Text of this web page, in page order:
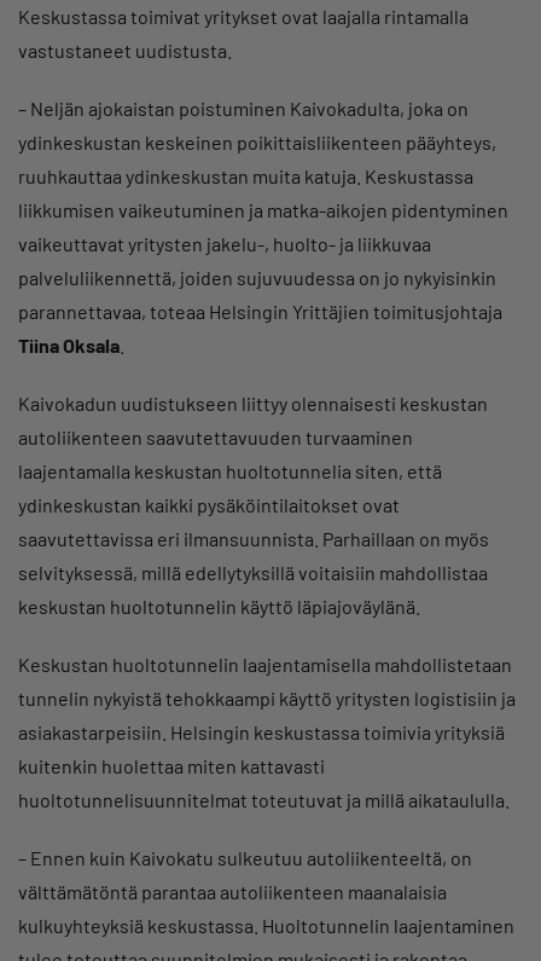
Keskustassa toimivat yritykset ovat laajalla rintamalla
vastustaneet uudistusta.
– Neljän ajokaistan poistuminen Kaivokadulta, joka on
ydinkeskustan keskeinen poikittaisliikenteen pääyhteys,
ruuhkauttaa ydinkeskustan muita katuja. Keskustassa
liikkumisen vaikeutuminen ja matka-aikojen pidentyminen
vaikeuttavat yritysten jakelu-, huolto- ja liikkuvaa
palveluliikennettä, joiden sujuvuudessa on jo nykyisinkin
parannettavaa, toteaa Helsingin Yrittäjien toimitusjohtaja
Tiina Oksala
Kaivokadun uudistukseen liittyy olennaisesti keskustan
autoliikenteen saavutettavuuden turvaaminen
laajentamalla keskustan huoltotunnelia siten, että
ydinkeskustan kaikki pysäköintilaitokset ovat
saavutettavissa eri ilmansuunnista. Parhaillaan on myös
selvityksessä, millä edellytyksillä voitaisiin mahdollistaa
keskustan huoltotunnelin käyttö läpiajoväylänä.
Keskustan huoltotunnelin laajentamisella mahdollistetaan
tunnelin nykyistä tehokkaampi käyttö yritysten logistisiin ja
asiakastarpeisiin. Helsingin keskustassa toimivia yrityksiä
kuitenkin huolettaa miten kattavasti
huoltotunnelisuunnitelmat toteutuvat ja millä aikataululla.
– Ennen kuin Kaivokatu sulkeutuu autoliikenteeltä, on
välttämätöntä parantaa autoliikenteen maanalaisia
kulkuyhteyksiä keskustassa. Huoltotunnelin laajentaminen